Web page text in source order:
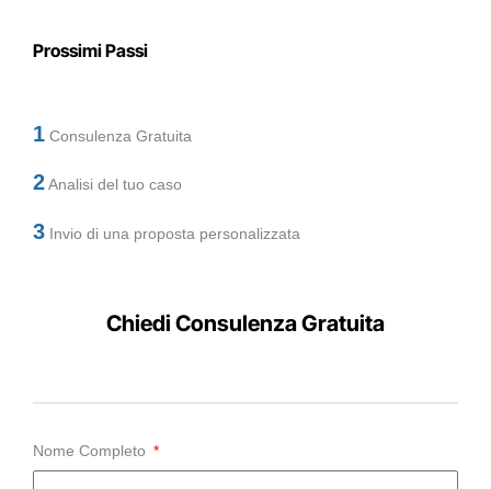
Prossimi Passi
1 Consulenza Gratuita
2Analisi del tuo caso
3 Invio di una proposta personalizzata
Chiedi Consulenza Gratuita
Nome Completo